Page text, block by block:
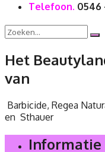
Telefoon. 0546
Het
van
Barbicide, Regea
en Sthauer
Informatie